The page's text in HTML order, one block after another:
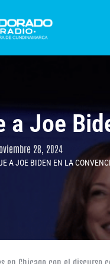
a Joe
28, 2024
A JOE BIDEN EN LA